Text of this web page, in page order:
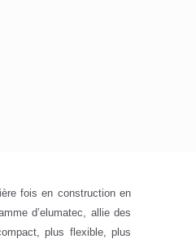
fois en construction en
d’elumatec, allie des
plus flexible, plus